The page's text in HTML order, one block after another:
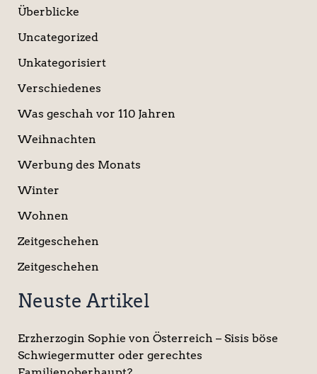
Überblicke
Uncategorized
Unkategorisiert
Verschiedenes
Was geschah vor 110 Jahren
Weihnachten
Werbung des Monats
Winter
Wohnen
Zeitgeschehen
Zeitgeschehen
Neuste Artikel
Erzherzogin Sophie von Österreich – Sisis böse
Schwiegermutter oder gerechtes